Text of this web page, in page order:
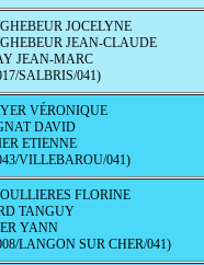
JOCELYNE
JEAN-CLAUDE
JEAN-MARC
SALBRIS/041)
VÉRONIQUE
DAVID
ETIENNE
VILLEBAROU/041)
FLORINE
TANGUY
YANN
LANGON SUR CHER/041)